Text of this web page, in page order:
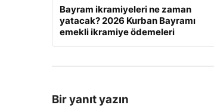
Bayram ikramiyeleri ne zaman
yatacak? 2026 Kurban Bayramı
emekli ikramiye ödemeleri
Bir yanıt yazın